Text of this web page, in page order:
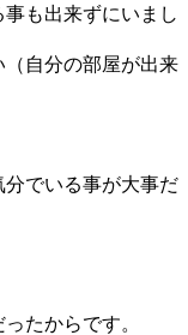
も出来ずにいまし
自分の部屋が出来
でいる事が大事だ
たからです。